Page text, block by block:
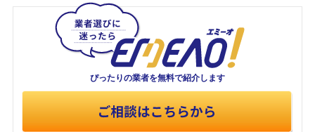
ぴったりの業者を無料で紹介します